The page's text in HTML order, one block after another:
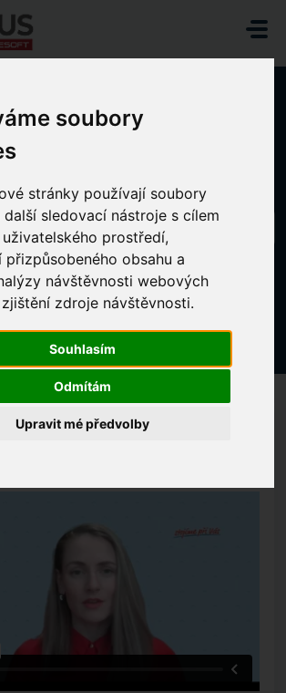
soubory
stránky používají soubory
sledovací nástroje s cílem
prostředí,
přizpůsobeného obsahu a
návštěvnosti webových
zdroje návštěvnosti.
Souhlasím
Odmítám
Upravit mé předvolby
obsah
školení Nástupy, ukončení, souběh
služeb
Pá, 12 Prosinec, 2025 v 1:54 ODPOLEDNE
ociální pracovnice a další